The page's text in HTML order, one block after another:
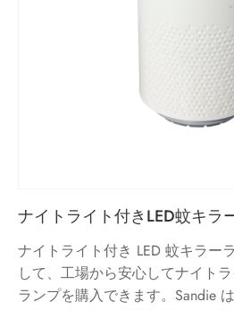
ナイトライト付きLED蚊キラ
ナイトライト付き LED 蚊キラー
して、工場から安心してナイト
ランプを購入できます。Sandie